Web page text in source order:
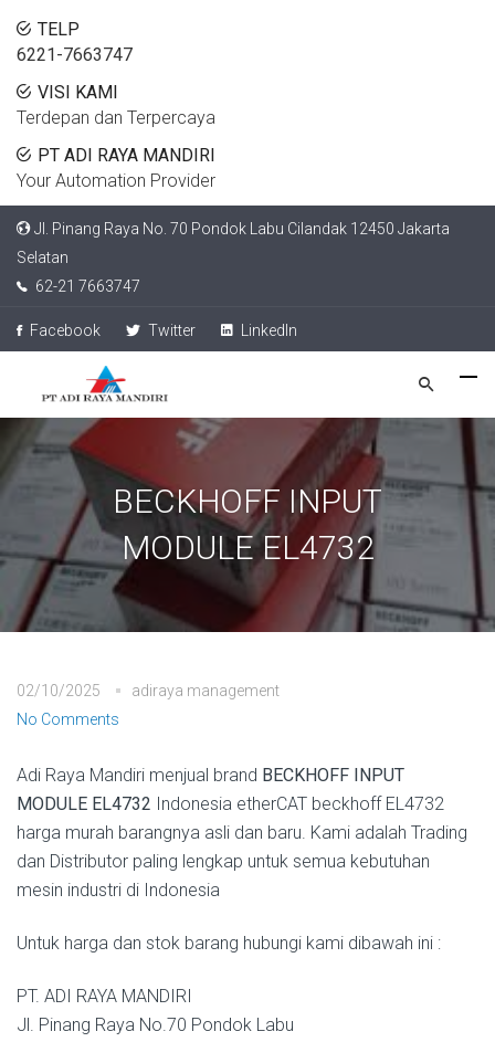
TELP
6221-7663747
VISI KAMI
Terdepan dan Terpercaya
PT ADI RAYA MANDIRI
Your Automation Provider
Jl. Pinang Raya No. 70 Pondok Labu Cilandak 12450 Jakarta
Selatan
62-21 7663747
Facebook Twitter LinkedIn
BECKHOFF INPUT
MODULE EL4732
02/10/2025
adiraya management
No Comments
Adi Raya Mandiri menjual brand BECKHOFF INPUT
MODULE EL4732 Indonesia etherCAT beckhoff EL4732
harga murah barangnya asli dan baru. Kami adalah Trading
dan Distributor paling lengkap untuk semua kebutuhan
mesin industri di Indonesia
Untuk harga dan stok barang hubungi kami dibawah ini :
PT. ADI RAYA MANDIRI
Jl. Pinang Raya No.70 Pondok Labu